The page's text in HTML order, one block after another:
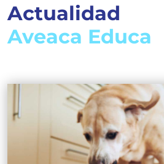
Actualidad
Aveaca Educa